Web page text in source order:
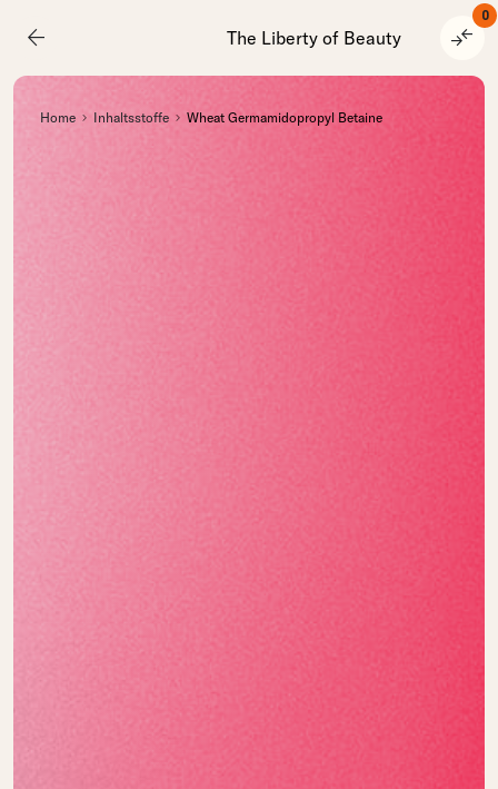
arrow_back The Liberty of Beauty compare_arrows
0
Home Inhaltsstoffe Wheat Germamidopropyl Betaine